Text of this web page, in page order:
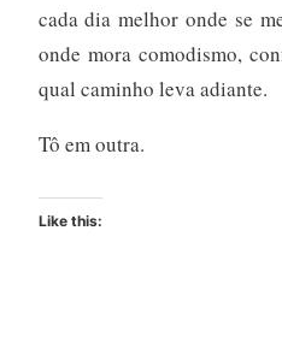
cada dia melhor onde se
onde mora comodismo,
qual caminho leva adiante.
Tô em outra.
Like this: